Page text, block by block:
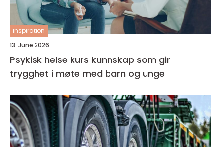
inspiration
13. June 2026
Psykisk helse kurs kunnskap som gir
trygghet i møte med barn og unge